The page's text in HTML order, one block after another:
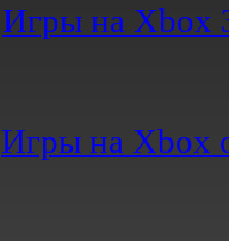
Игры на Xbox
Игры на Xbox